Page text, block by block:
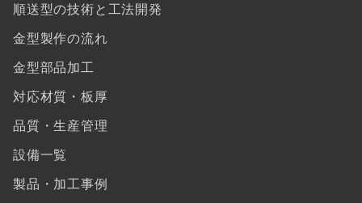
順送型の技術と工法開発
金型製作の流れ
金型部品加工
対応材質・板厚
品質・生産管理
設備一覧
製品・加工事例